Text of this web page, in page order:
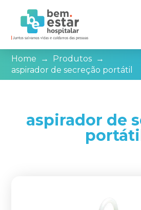
Home → Produtos →
aspirador de secreção portátil
aspirador de